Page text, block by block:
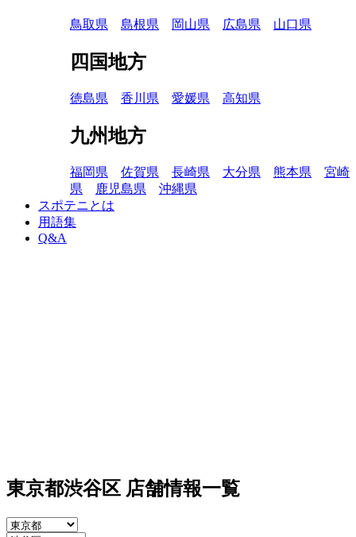
鳥取県 島根県 岡山県 広島県 山口県
四国地方
徳島県 香川県 愛媛県 高知県
九州地方
福岡県 佐賀県 長崎県 大分県 熊本県
宮崎
県
鹿児島県
沖縄県
スポテニとは
用語集
Q&A
東京都渋谷区 店舗情報一覧